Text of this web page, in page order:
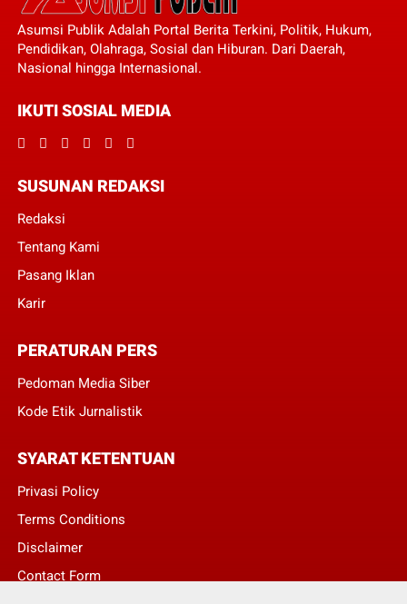
Asumsi Publik Adalah Portal Berita Terkini, Politik, Hukum,
Pendidikan, Olahraga, Sosial dan Hiburan. Dari Daerah,
Nasional hingga Internasional.
IKUTI SOSIAL MEDIA
SUSUNAN REDAKSI
Redaksi
Tentang Kami
Pasang Iklan
Karir
PERATURAN PERS
Pedoman Media Siber
Kode Etik Jurnalistik
SYARAT KETENTUAN
Privasi Policy
Terms Conditions
Disclaimer
Contact Form